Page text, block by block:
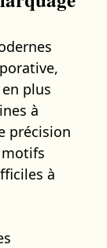
plus
à
précision
à